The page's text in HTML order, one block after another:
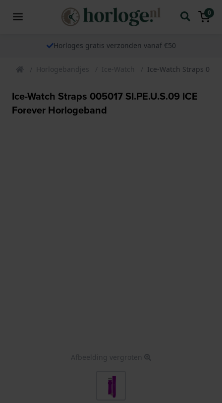
0
Horloges gratis verzonden vanaf €50
Horlogebandjes Ice-Watch Ice-Watch Straps
Ice-Watch Straps 005017 SI.PE.U.S.09 ICE
Forever Horlogeband
Afbeelding vergroten